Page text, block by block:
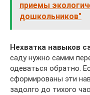
приемы
дошкольников"
Нехватка навыков
саду нужно самим
одеваться обратно.
сформированы эти
задолго до тихого